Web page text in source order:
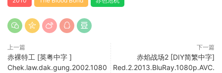
上一篇
赤裸特工 [英粤中字 ]
Chek.law.dak.gung.2002.1080
下一篇
赤焰战场2 [DIY简繁中字]
Red.2.2013.BluRay.1080p.AVC.